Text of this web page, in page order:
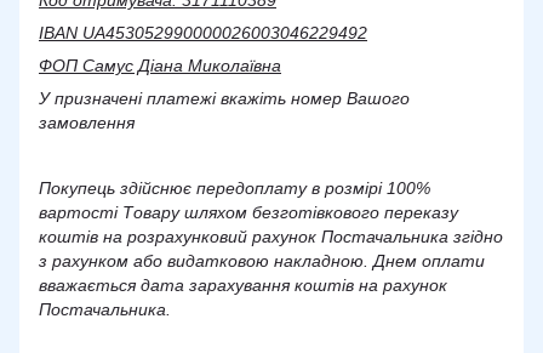
IBAN UA453052990000026003046229492
ФОП Самус Діана Миколаївна
У призначені платежі вкажіть номер Вашого
замовлення
Покупець здійснює передоплату в розмірі 100%
вартості Товару шляхом безготівкового переказу
коштів на розрахунковий рахунок Постачальника згідно
з рахунком або видатковою накладною. Днем оплати
вважається дата зарахування коштів на рахунок
Постачальника.